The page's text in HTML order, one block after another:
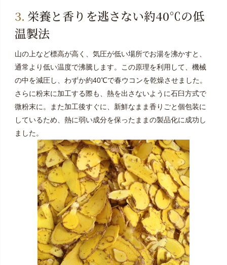
栄養と香りを逃さない約40℃の低
温製法
山の上など標高が高く、気圧が低い場所でお湯を沸かすと、
通常より低い温度で沸騰します。この原理を利用して、機械
の中を減圧し、わずか約40℃で春ウコンを乾燥させました。
さらに粉末に加工する際も、熱を出さないように石臼方式で
微粉末に。また加工後すぐに、新鮮なまま香りごと個包装に
しているため、熱に弱い成分を保ったままの製品化に成功し
ました。